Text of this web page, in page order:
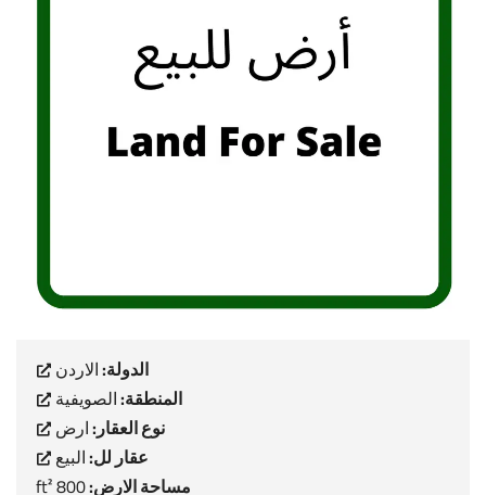
الدولة:الاردن
المنطقة:الصويفية
نوع العقار:ارض
عقار لل:البيع
مساحة الارض:800 ft²